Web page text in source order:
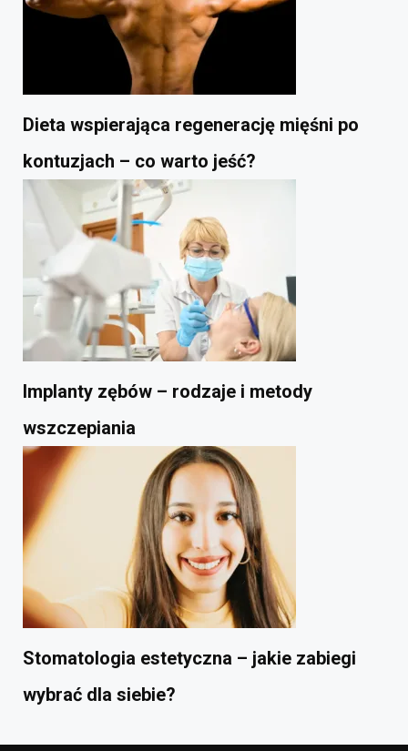
Dieta wspierająca regenerację mięśni po
kontuzjach – co warto jeść?
Implanty zębów – rodzaje i metody
wszczepiania
Stomatologia estetyczna – jakie zabiegi
wybrać dla siebie?